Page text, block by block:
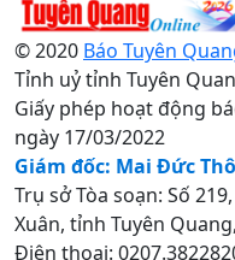
© 2020 Báo Tuyên
Tỉnh uỷ tỉnh Tuyên
Giấy phép hoạt động
ngày 17/03/2022
Giám đốc: Mai Đức
Trụ sở Tòa soạn: Số
Xuân, tỉnh Tuyên
Điện thoại: